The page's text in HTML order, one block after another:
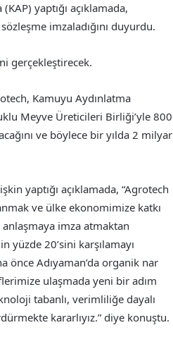
yaptığı açıklamada,
imzaladığını duyurdu.
gerçekleştirecek.
Kamuyu Aydınlatma
Meyve Üreticileri Birliği’yle 800
ve böylece bir yılda 2 milyar
yaptığı açıklamada, “Agrotech
ve ülke ekonomimize katkı
anlaşmaya imza atmaktan
20’sini karşılamayı
önce Adıyaman’da organik nar
ulaşmada yeni bir adım
tabanlı, verimliliğe dayalı
kararlıyız.” diye konuştu.